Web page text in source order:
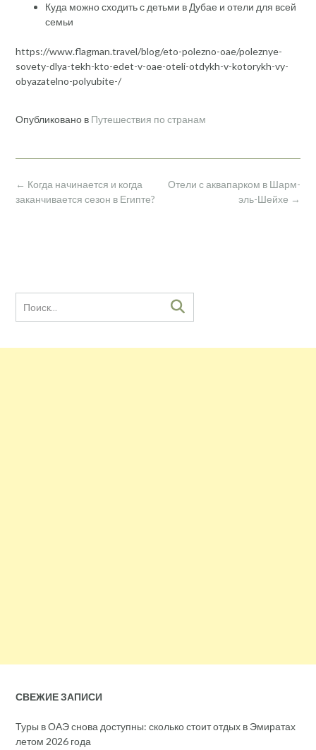
Куда можно сходить с детьми в Дубае и отели для всей
семьи
https://www.flagman.travel/blog/eto-polezno-oae/poleznye-
sovety-dlya-tekh-kto-edet-v-oae-oteli-otdykh-v-kotorykh-vy-
obyazatelno-polyubite-/
Опубликовано в Путешествия по странам
Навигация
по
Отели с аквапарком в Шарм-
эль-Шейхе →
← Когда начинается и когда
заканчивается сезон в Египте?
СВЕЖИЕ ЗАПИСИ
Туры в ОАЭ снова доступны: сколько стоит отдых в Эмиратах
летом 2026 года